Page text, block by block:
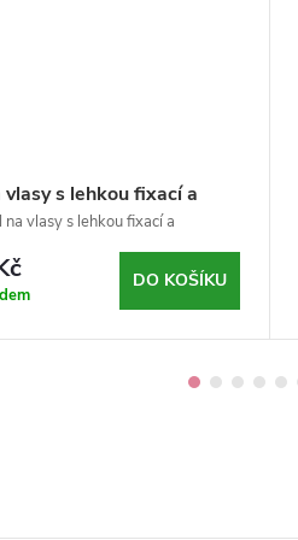
vlasy s lehkou fixací a
leskem-Styling-
crew-250ml
na vlasy s lehkou fixací a
leskem 250 ml
DO KOŠÍKU